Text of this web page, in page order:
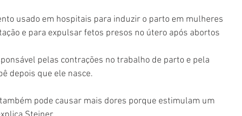
usado em hospitais para induzir o parto em mulheres
e para expulsar fetos presos no útero após abortos
pelas contrações no trabalho de parto e pela
depois que ele nasce.
pode causar mais dores porque estimulam um